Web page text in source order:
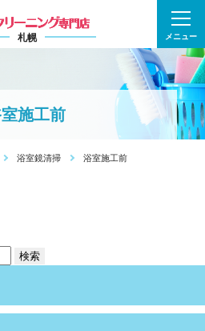
札幌 メニュー
施工前
浴室鏡清掃 浴室施工前